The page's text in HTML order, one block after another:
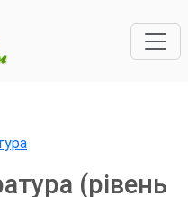
(рівень